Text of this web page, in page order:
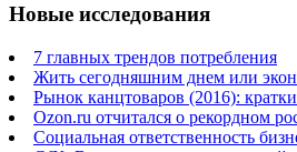
Новые исследования
7 главных трендов потребления
Жить сегодняшним днем или
Рынок канцтоваров (2016):
Ozon.ru отчитался о рекордном
Социальная ответственность